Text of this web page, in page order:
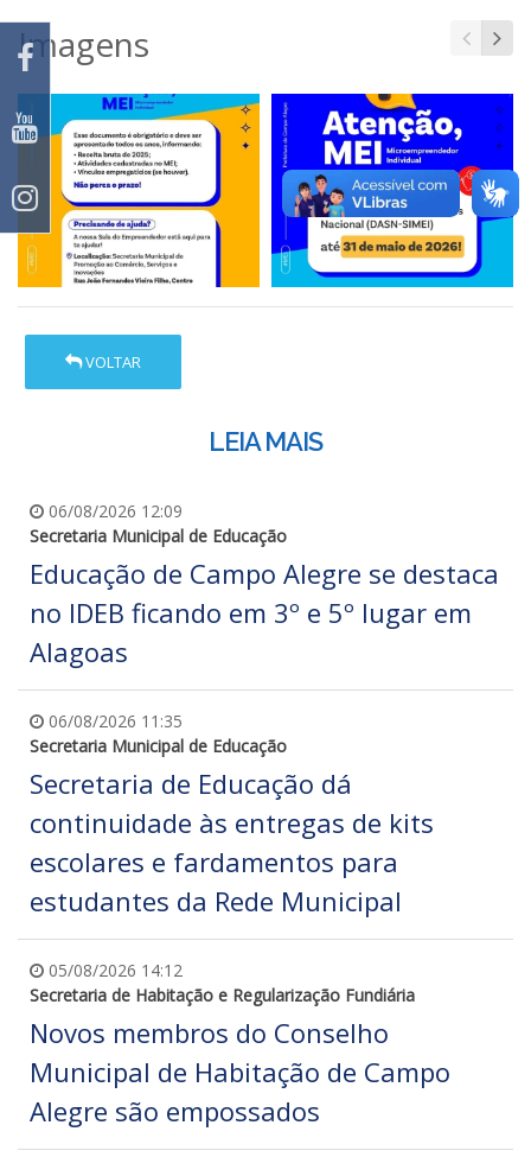
Imagens
VOLTAR
LEIA MAIS
06/08/2026 12:09
Secretaria Municipal de Educação
Educação de Campo Alegre se destaca
no IDEB ficando em 3º e 5º lugar em
Alagoas
06/08/2026 11:35
Secretaria Municipal de Educação
Secretaria de Educação dá
continuidade às entregas de kits
escolares e fardamentos para
estudantes da Rede Municipal
05/08/2026 14:12
Secretaria de Habitação e Regularização Fundiária
Novos membros do Conselho
Municipal de Habitação de Campo
Alegre são empossados